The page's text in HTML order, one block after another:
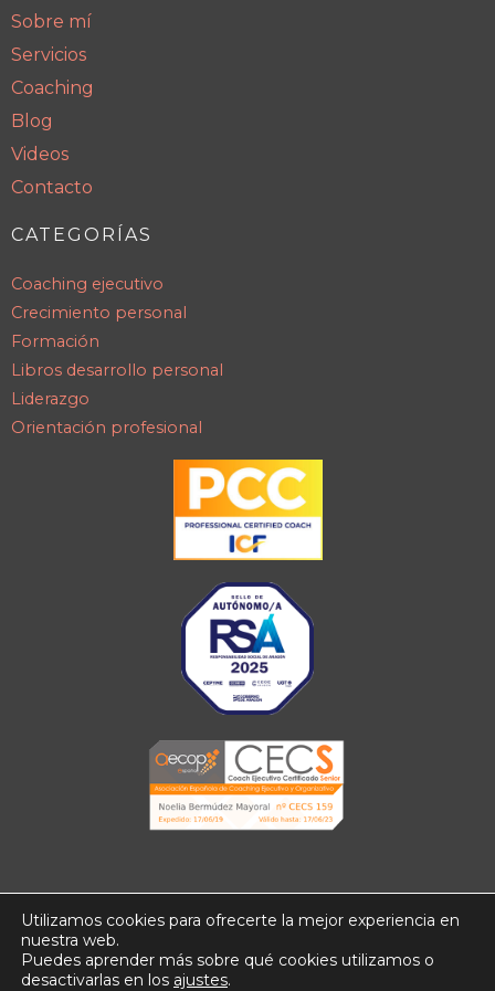
Sobre mí
Servicios
Coaching
Blog
Videos
Contacto
CATEGORÍAS
Coaching ejecutivo
Crecimiento personal
Formación
Libros desarrollo personal
Liderazgo
Orientación profesional
Aviso Legal Política de privacidad
Política de cookies
Declaración accesibilidad web
Utilizamos cookies para ofrecerte la mejor experiencia en
nuestra web.
Puedes aprender más sobre qué cookies utilizamos o
desactivarlas en los ajustes.